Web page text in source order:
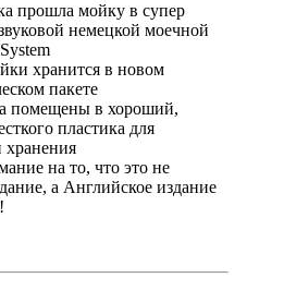
прошла мойку в супер
немецкой моечной
хранится в новом
пакете
помещены в хороший,
пластика для
хранения
на то, что это не
а Английское издание